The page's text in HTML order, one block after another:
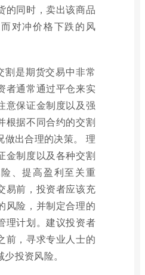
的同时，卖出该商品
对冲价格下跌的风
割是期货交易中非常
者通常通过平仓来实
意保证金制度以及强
根据不同合约的交割
做出合理的决策。 理
金制度以及各种交割
、提高盈利至关重
易前，投资者应该充
风险，并制定合理的
理计划。建议投资者
前，寻求专业人士的
投资风险。